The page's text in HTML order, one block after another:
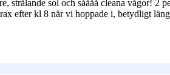
sol och såååå cleana vågor! 2
efter kl 8 när vi hoppade i, betydligt